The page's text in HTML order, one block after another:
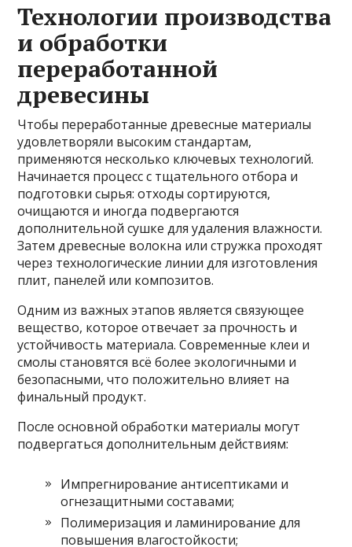
Технологии производства
и обработки
переработанной
древесины
Чтобы переработанные древесные материалы
удовлетворяли высоким стандартам,
применяются несколько ключевых технологий.
Начинается процесс с тщательного отбора и
подготовки сырья: отходы сортируются,
очищаются и иногда подвергаются
дополнительной сушке для удаления влажности.
Затем древесные волокна или стружка проходят
через технологические линии для изготовления
плит, панелей или композитов.
Одним из важных этапов является связующее
вещество, которое отвечает за прочность и
устойчивость материала. Современные клеи и
смолы становятся всё более экологичными и
безопасными, что положительно влияет на
финальный продукт.
После основной обработки материалы могут
подвергаться дополнительным действиям:
Импрегнирование антисептиками и
огнезащитными составами;
Полимеризация и ламинирование для
повышения влагостойкости;